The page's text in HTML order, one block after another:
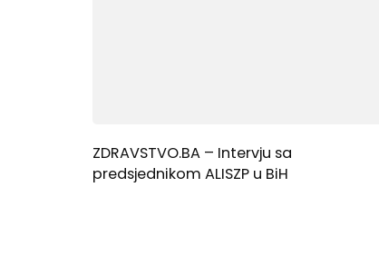
ZDRAVSTVO.BA – Intervju sa
predsjednikom ALISZP u BiH